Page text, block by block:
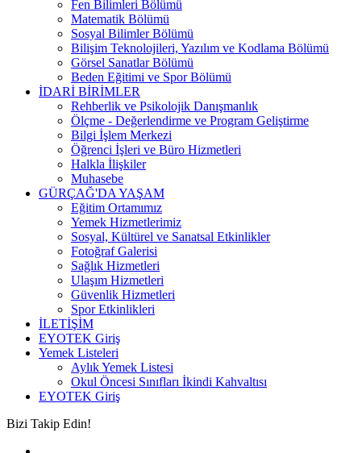
Fen Bilimleri Bölümü
Matematik Bölümü
Sosyal Bilimler Bölümü
Bilişim Teknolojileri, Yazılım ve Kodlama Bölümü
Görsel Sanatlar Bölümü
Beden Eğitimi ve Spor Bölümü
İDARİ BİRİMLER
Rehberlik ve Psikolojik Danışmanlık
Ölçme - Değerlendirme ve Program Geliştirme
Bilgi İşlem Merkezi
Öğrenci İşleri ve Büro Hizmetleri
Halkla İlişkiler
Muhasebe
GÜRÇAĞ'DA YAŞAM
Eğitim Ortamımız
Yemek Hizmetlerimiz
Sosyal, Kültürel ve Sanatsal Etkinlikler
Fotoğraf Galerisi
Sağlık Hizmetleri
Ulaşım Hizmetleri
Güvenlik Hizmetleri
Spor Etkinlikleri
İLETİŞİM
EYOTEK Giriş
Yemek Listeleri
Aylık Yemek Listesi
Okul Öncesi Sınıfları İkindi Kahvaltısı
EYOTEK Giriş
Bizi Takip Edin!